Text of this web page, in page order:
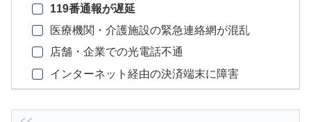
119番通報が遅延
医療機関・介護施設の緊急連絡網が混乱
店舗・企業での光電話不通
インターネット経由の決済端末に障害